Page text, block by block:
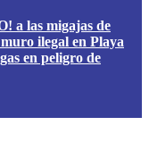
a las migajas de
ilegal en Playa
en peligro de